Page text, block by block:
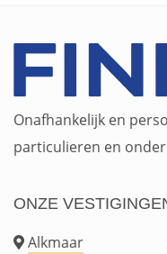
Onafhankelijk en
particulieren en
ONZE
Alkmaar